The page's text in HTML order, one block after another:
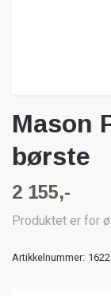
Mason
børste
2 155,-
Produktet er for
Artikkelnummer: 1622